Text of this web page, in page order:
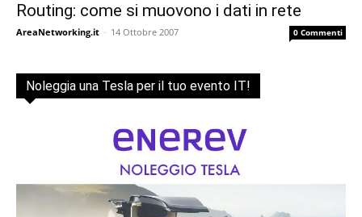
Routing: come si muovono i dati in rete
AreaNetworking.it - 14 Ottobre 2007 0 Commenti
Noleggia una Tesla per il tuo evento IT!